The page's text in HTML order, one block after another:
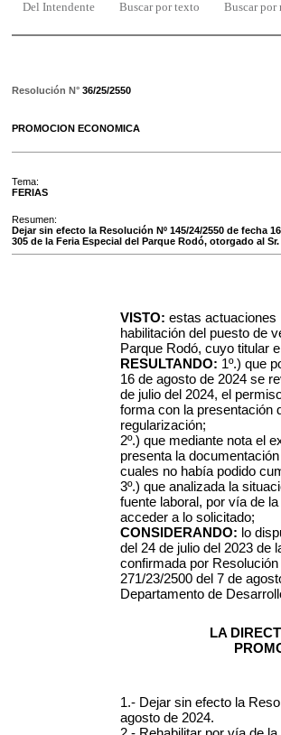
Del Intendente Buscar por texto Buscar por
Resolución N° 36/25/2550
PROMOCION ECONOMICA
Tema:
FERIAS
Resumen:
Dejar sin efecto la Resolución Nº 145/24/2550 de fecha
305 de la Feria Especial del Parque Rodó, otorgado al
VISTO: estas actuaciones
habilitación del puesto de
Parque Rodó, cuyo titular
RESULTANDO: 1º.) que
16 de agosto de 2024 se
de julio del 2024, el
forma con la presentación
regularización;
2º.) que mediante nota el
presenta la
cuales no había podido
3º.) que analizada la
fuente laboral, por vía de
acceder a lo solicitado;
CONSIDERANDO: lo
del 24 de julio del 2023 de
confirmada por
271/23/2500 del 7 de
Departamento de
LA
1.- Dejar sin efecto la
agosto de 2024.